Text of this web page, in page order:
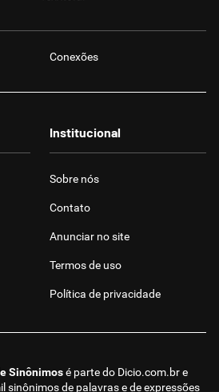
Conexões
Sinônimosé parte do Dicio.com.bre
sinônimos de palavras e de expressões
Institucional
Sobre nós
Contato
Anunciar no site
Termos de uso
Política de privacidade